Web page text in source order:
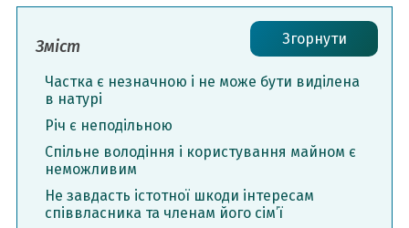
Зміст Згорнути
Частка є незначною і не може бути виділена
в натурі
Річ є неподільною
Спільне володіння і користування майном є
неможливим
Не завдасть істотної шкоди інтересам
співвласника та членам його сім’ї